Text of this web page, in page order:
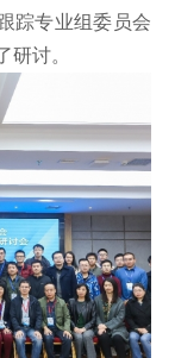
踪专业组委员会
研讨。